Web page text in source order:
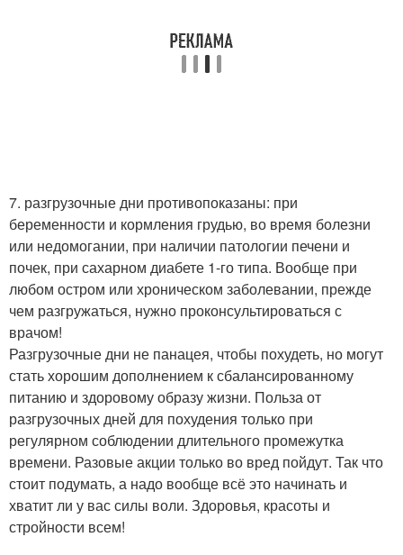
7. разгрузочные дни противопоказаны: при
беременности и кормления грудью, во время болезни
или недомогании, при наличии патологии печени и
почек, при сахарном диабете 1-го типа. Вообще при
любом остром или хроническом заболевании, прежде
чем разгружаться, нужно проконсультироваться с
врачом!
Разгрузочные дни не панацея, чтобы похудеть, но могут
стать хорошим дополнением к сбалансированному
питанию и здоровому образу жизни. Польза от
разгрузочных дней для похудения только при
регулярном соблюдении длительного промежутка
времени. Разовые акции только во вред пойдут. Так что
стоит подумать, а надо вообще всё это начинать и
хватит ли у вас силы воли. Здоровья, красоты и
стройности всем!